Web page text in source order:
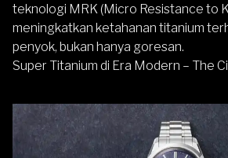
teknologi MRK (Micro Resistance to
meningkatkan ketahanan titanium
penyok, bukan hanya goresan.
Super Titanium di Era Modern – The